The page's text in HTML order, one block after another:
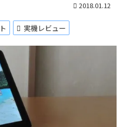
2018.01.12
実機レビュー